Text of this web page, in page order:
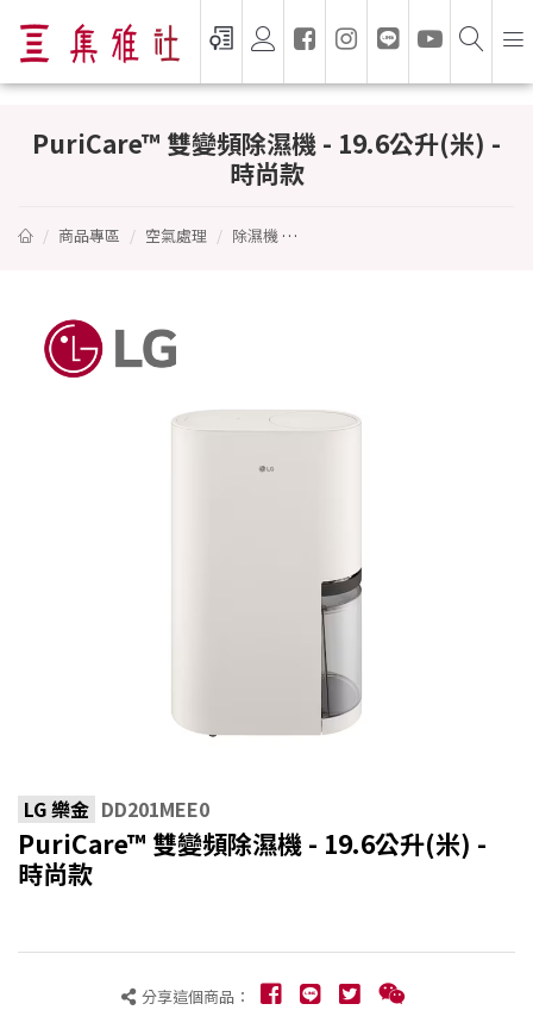
PuriCare™ 雙變頻除濕機 - 19.6公升(米) -
時尚款
商品專區 空氣處理 除濕機
LG 樂金 DD201MEE0
PuriCare™ 雙變頻除濕機 - 19.6公升(米) -
時尚款
分享這個商品：